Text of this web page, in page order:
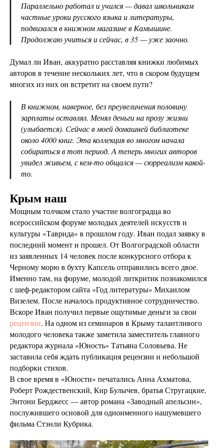
Параллельно работал и учился — давал школьникам
частные уроки русского языка и литературы,
подвизался в книжном магазине в Камышине.
Продолжаю учиться и сейчас, в 35 — уже заочно.
Думал ли Иван, аккуратно расставляя книжки любимых
авторов в течение нескольких лет, что в скором будущем
многих из них он встретит на своем пути?
В книжном, наверное, без преувеличения половину
зарплаты оставлял. Менял деньги на прозу жизни
(улыбается). Сейчас в моей домашней библиотеке
около 4000 книг. Эта коллекция во многом начала
собираться в тот период. А теперь многих авторов
увидел живьем, с кем-то общался — сюрреализм какой-
то.
Крым наш
Мощным толчком стало участие волгоградца во
всероссийском форуме молодых деятелей искусств и
культуры «Таврида» в прошлом году. Иван подал заявку в
последний момент и прошел. От Волгоградской области
из заявленных 14 человек после конкурсного отбора к
Черному морю в бухту Капсель отправились всего двое.
Именно там, на форуме, молодой литкритик познакомился
с шеф-редактором сайта «Год литературы» Михаилом
Визелем. После началось продуктивное сотрудничество.
Вскоре Иван получил первые ощутимые деньги за свои
рецензии. На одном из семинаров в Крыму талантливого
молодого человека также заметила заместитель главного
редактора журнала «Юность» Татьяна Соловьева. Не
заставила себя ждать публикация рецензии и небольшой
подборки стихов.
В свое время в «Юности» печатались Анна Ахматова,
Роберт Рождественский, Кир Булычев, братья Стругацкие,
Энтони Берджесс — автор романа «Заводный апельсин»,
послужившего основой для одноименного нашумевшего
фильма Стэнли Кубрика.